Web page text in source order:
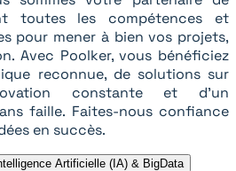
toutes les compétences et
pour mener à bien vos projets,
Avec Poolker, vous bénéficiez
reconnue, de solutions sur
constante et d'un
faille. Faites-nous confiance
en succès.
Artificielle (IA) & BigData